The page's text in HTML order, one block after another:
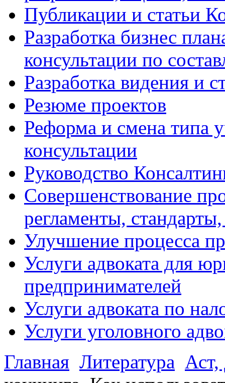
Публикации и статьи
Разработка бизнес
консультации по
Разработка видения и
Резюме проектов
Реформа и смена типа
консультации
Руководство
Совершенствование
регламенты,
Улучшение процесса
Услуги адвоката для
предпринимателей
Услуги адвоката по
Услуги уголовного
Главная Литература Аст,